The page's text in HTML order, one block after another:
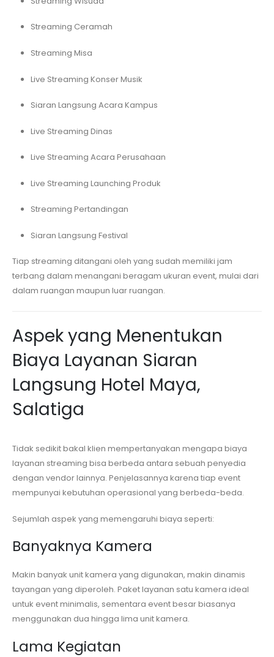
Streaming Ceramah
Streaming Misa
Live Streaming Konser Musik
Siaran Langsung Acara Kampus
Live Streaming Dinas
Live Streaming Acara Perusahaan
Live Streaming Launching Produk
Streaming Pertandingan
Siaran Langsung Festival
Tiap streaming ditangani oleh yang sudah memiliki jam
terbang dalam menangani beragam ukuran event, mulai dari
dalam ruangan maupun luar ruangan.
Aspek yang Menentukan
Biaya Layanan Siaran
Langsung Hotel Maya,
Salatiga
Tidak sedikit bakal klien mempertanyakan mengapa biaya
layanan streaming bisa berbeda antara sebuah penyedia
dengan vendor lainnya. Penjelasannya karena tiap event
mempunyai kebutuhan operasional yang berbeda-beda.
Sejumlah aspek yang memengaruhi biaya seperti:
Banyaknya Kamera
Makin banyak unit kamera yang digunakan, makin dinamis
tayangan yang diperoleh. Paket layanan satu kamera ideal
untuk event minimalis, sementara event besar biasanya
menggunakan dua hingga lima unit kamera.
Lama Kegiatan